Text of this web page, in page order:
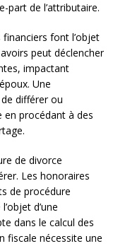
part de l’attributaire.
font l’objet
peut déclencher
impactant
Une
différer ou
en procédant à des
de divorce
Les honoraires
de procédure
d’une
dans le calcul des
fiscale nécessite une